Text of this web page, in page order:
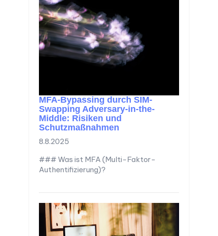
MFA-Bypassing durch SIM-
Swapping Adversary-in-the-
Middle: Risiken und
Schutzmaßnahmen
8.8.2025
### Was ist MFA (Multi-Faktor-
Authentifizierung)?